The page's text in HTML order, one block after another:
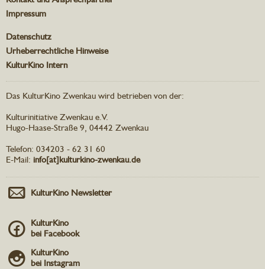
Impressum
Datenschutz
Urheberrechtliche Hinweise
KulturKino Intern
Das KulturKino Zwenkau wird betrieben von der:
Kulturinitiative Zwenkau e.V.
Hugo-Haase-Straße 9, 04442 Zwenkau
Telefon: 034203 - 62 31 60
E-Mail: info[at]kulturkino-zwenkau.de
KulturKino Newsletter
KulturKino
bei Facebook
KulturKino
bei Instagram